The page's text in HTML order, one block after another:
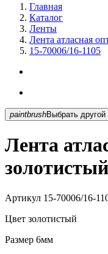
Главная
Каталог
Ленты
Лента атласная
15-70006/16-1105
paintbrush
Лента
Артикул 15-70006/16-
Цвет золотистый
Размер 6мм